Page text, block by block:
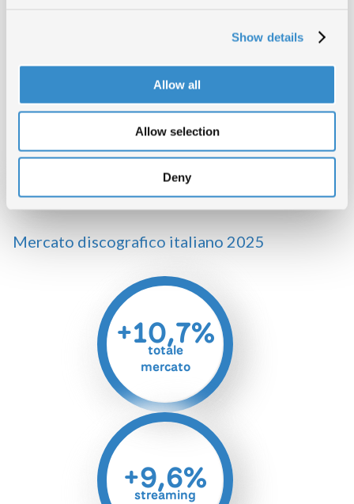
Show details
Allow all
Allow selection
Deny
Mercato discografico italiano 2025
+10,7%
totale
mercato
+9,6%
streaming